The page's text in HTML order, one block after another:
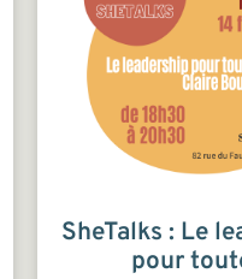
SheTalks : Le
pour